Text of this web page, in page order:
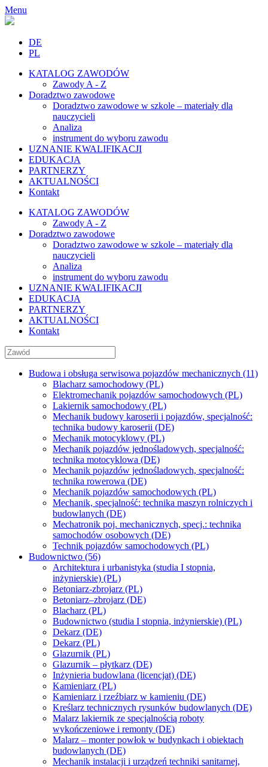
Menu
DE
PL
KATALOG ZAWODÓW
Zawody A - Z
Doradztwo zawodowe
Doradztwo zawodowe w szkole – materiały dla
nauczycieli
Analiza
instrument do wyboru zawodu
UZNANIE KWALIFIKACJI
EDUKACJA
PARTNERZY
AKTUALNOŚCI
Kontakt
KATALOG ZAWODÓW
Zawody A - Z
Doradztwo zawodowe
Doradztwo zawodowe w szkole – materiały dla
nauczycieli
Analiza
instrument do wyboru zawodu
UZNANIE KWALIFIKACJI
EDUKACJA
PARTNERZY
AKTUALNOŚCI
Kontakt
Budowa i obsługa serwisowa pojazdów mechanicznych (11)
Blacharz samochodowy (PL)
Elektromechanik pojazdów samochodowych (PL)
Lakiernik samochodowy (PL)
Mechanik budowy karoserii i pojazdów, specjalność:
technika budowy karoserii (DE)
Mechanik motocyklowy (PL)
Mechanik pojazdów jednośladowych, specjalność:
technika motocyklowa (DE)
Mechanik pojazdów jednośladowych, specjalność:
technika rowerowa (DE)
Mechanik pojazdów samochodowych (PL)
Mechanik, specjalność: technika maszyn rolniczych i
budowlanych (DE)
Mechatronik poj. mechanicznych, specj.: technika
samochodów osobowych (DE)
Technik pojazdów samochodowych (PL)
Budownictwo (56)
Architektura i urbanistyka (studia I stopnia,
inżynierskie) (PL)
Betoniarz-zbrojarz (PL)
Betoniarz–zbrojarz (DE)
Blacharz (PL)
Budownictwo (studia I stopnia, inżynierskie) (PL)
Dekarz (DE)
Dekarz (PL)
Glazurnik (PL)
Glazurnik – płytkarz (DE)
Inżynieria budowlana (licencjat) (DE)
Kamieniarz (PL)
Kamieniarz i rzeźbiarz w kamieniu (DE)
Kreślarz technicznych rysunków budowlanych (DE)
Malarz lakiernik ze specjalnością roboty
wykończeniowe i remonty (DE)
Malarz – monter powłok w budynkach i obiektach
budowlanych (DE)
Mechanik instalacji i urządzeń techniki sanitarnej,